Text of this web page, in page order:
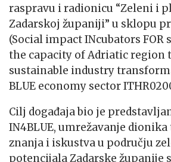
raspravu i radionicu “Zeleni i
Zadarskoj županiji” u sklopu
(Social impact INcubators
the capacity of Adriatic region
sustainable industry
BLUE economy sector
Cilj događaja bio je
IN4BLUE, umrežavanje
znanja i iskustva u području
potencijala Zadarske županije